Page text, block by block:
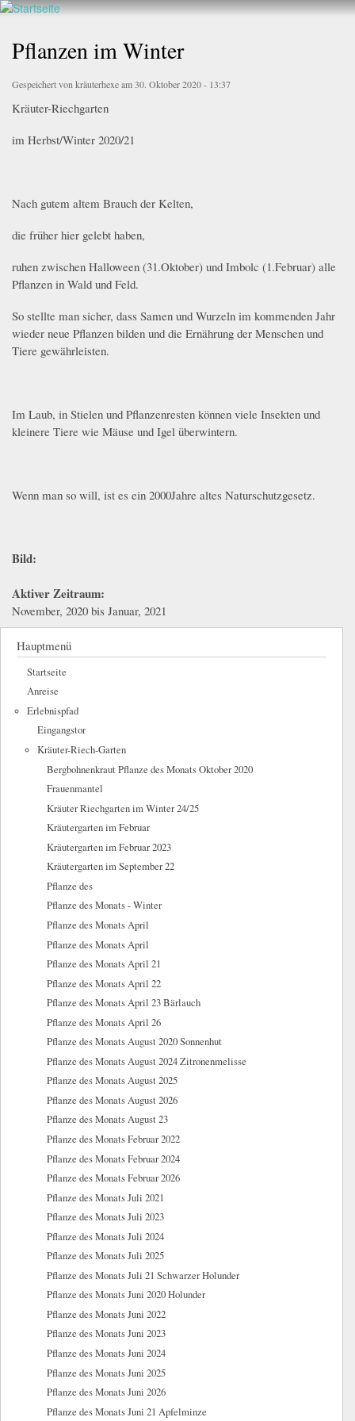
Direkt
Inhalt
Walderlebnis
e.V.
Pflanzen im Winter
Gespeichert von kräuterhexeam 30. Oktober 2020 - 13:37
Kräuter-Riechgarten
im Herbst/Winter 2020/21
Nach gutem altem Brauch der Kelten,
die früher hier gelebt haben,
ruhen zwischen Halloween (31.Oktober) und Imbolc (1.Februar) alle
Pflanzen in Wald und Feld.
So stellte man sicher, dass Samen und Wurzeln im kommenden Jahr
wieder neue Pflanzen bilden und die Ernährung der Menschen und
Tiere gewährleisten.
Im Laub, in Stielen und Pflanzenresten können viele Insekten und
kleinere Tiere wie Mäuse und Igel überwintern.
Wenn man so will, ist es ein 2000Jahre altes Naturschutzgesetz.
Bild:
Aktiver Zeitraum:
November, 2020 bis Januar, 2021
Hauptmenü
Startseite
Anreise
Erlebnispfad
Eingangstor
Kräuter-Riech-Garten
Bergbohnenkraut Pflanze des Monats Oktober 2020
Frauenmantel
Kräuter Riechgarten im Winter 24/25
Kräutergarten im Februar
Kräutergarten im Februar 2023
Kräutergarten im September 22
Pflanze des
Pflanze des Monats - Winter
Pflanze des Monats April
Pflanze des Monats April
Pflanze des Monats April 21
Pflanze des Monats April 22
Pflanze des Monats April 23 Bärlauch
Pflanze des Monats April 26
Pflanze des Monats August 2020 Sonnenhut
Pflanze des Monats August 2024 Zitronenmelisse
Pflanze des Monats August 2025
Pflanze des Monats August 2026
Pflanze des Monats August 23
Pflanze des Monats Februar 2022
Pflanze des Monats Februar 2024
Pflanze des Monats Februar 2026
Pflanze des Monats Juli 2021
Pflanze des Monats Juli 2023
Pflanze des Monats Juli 2024
Pflanze des Monats Juli 2025
Pflanze des Monats Juli 21 Schwarzer Holunder
Pflanze des Monats Juni 2020 Holunder
Pflanze des Monats Juni 2022
Pflanze des Monats Juni 2023
Pflanze des Monats Juni 2024
Pflanze des Monats Juni 2025
Pflanze des Monats Juni 2026
Pflanze des Monats Juni 21 Apfelminze